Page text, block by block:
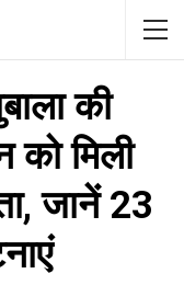
की
को मिली
जानें 23